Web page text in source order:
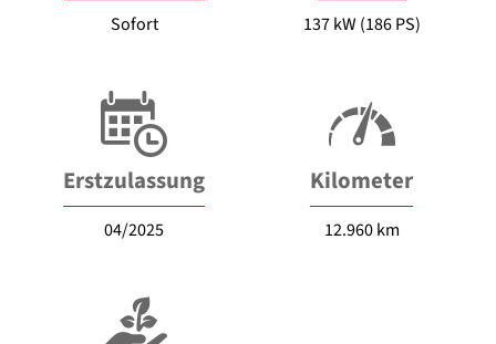
Sofort 137 kW (186 PS)
Erstzulassung
04/2025
Kilometer
12.960 km